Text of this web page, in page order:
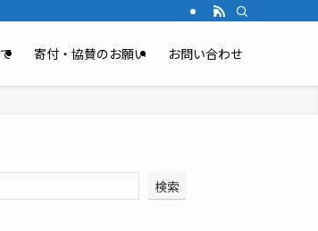
寄付・協賛のお願い お問い合わせ
検索